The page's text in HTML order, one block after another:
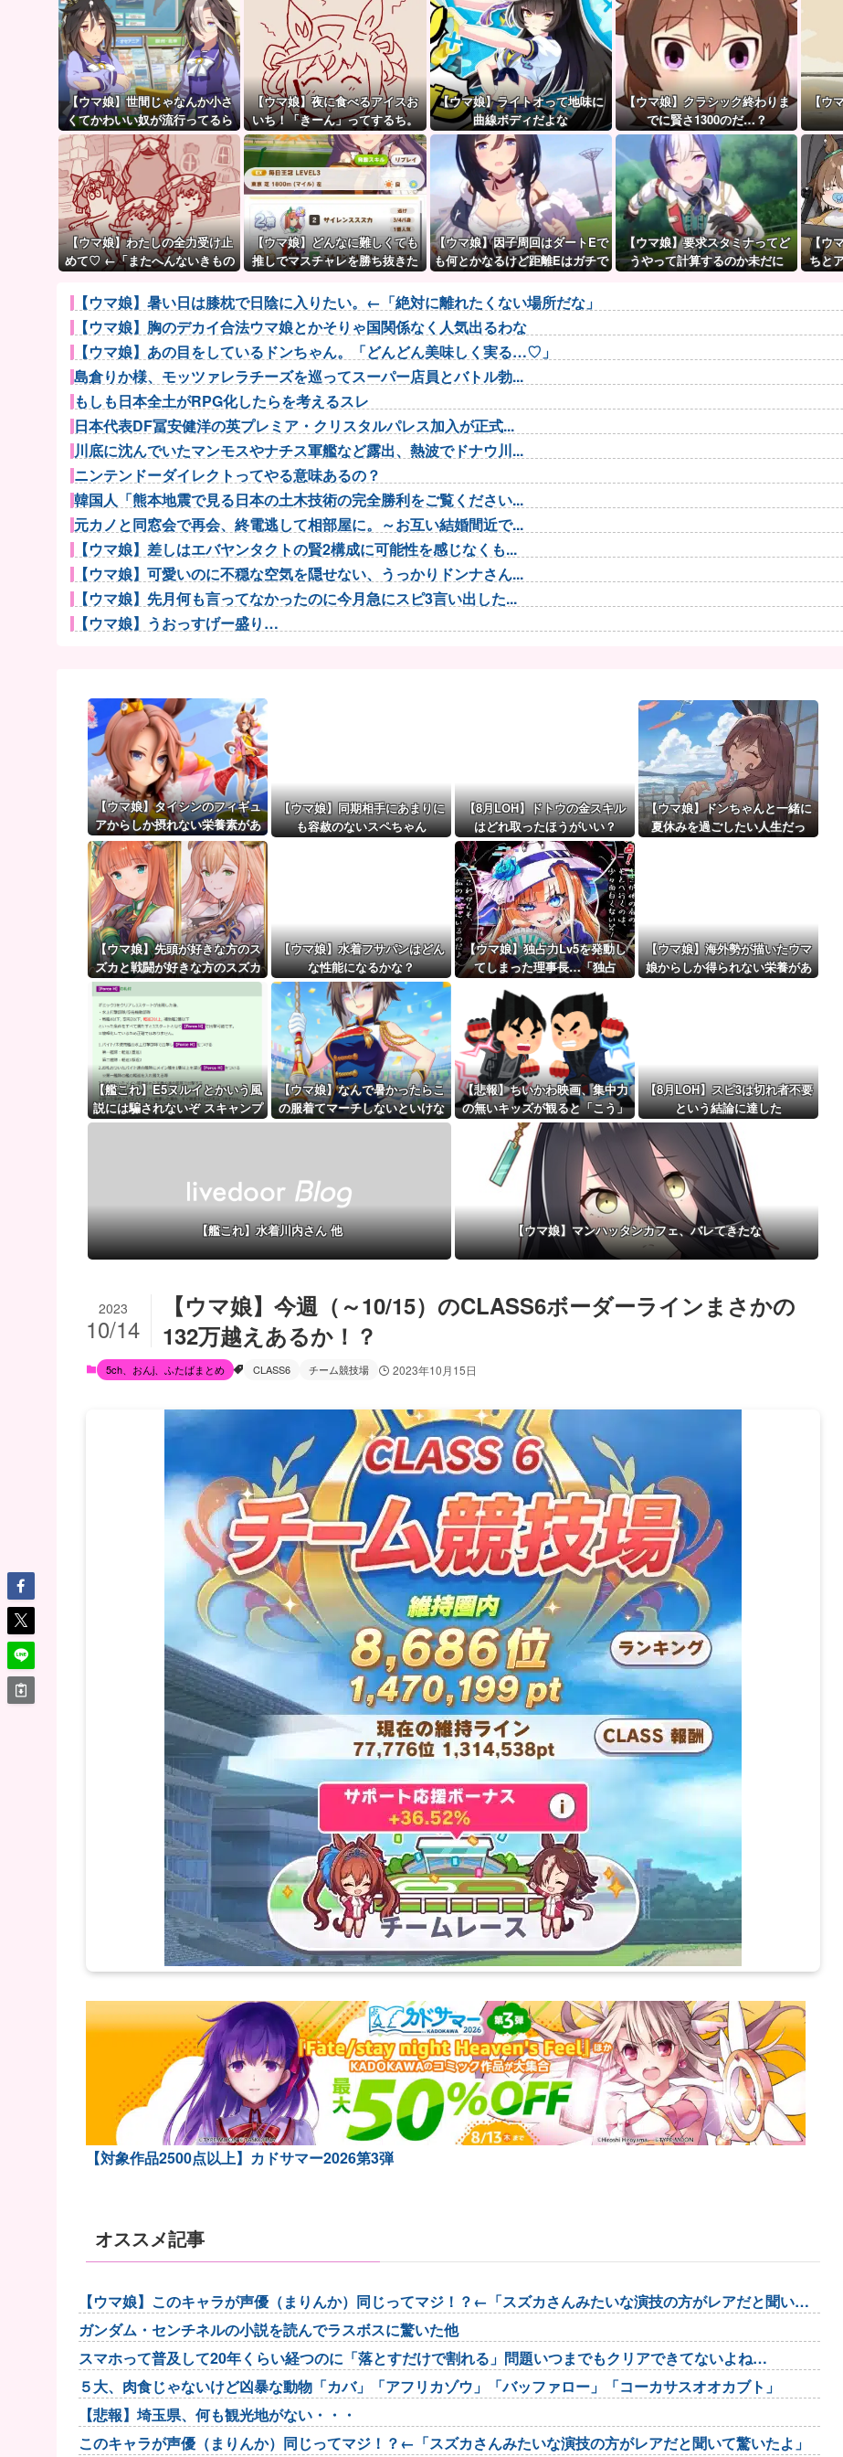
【ウマ娘】世間じゃなんか小さ
くてかわいい奴が流行ってるら
しいな？
【ウマ娘】夜に食べるアイスお
いち！「きーん」ってするち。
【ウマ娘】ライトオって地味に
曲線ボディだよな
【ウマ娘】クラシック終わりま
でに賢さ1300のだ…？
【ウ
【ウマ娘】わたしの全力受け止
めて♡ ←「またへんないきもの
【ウマ娘】どんなに難しくても
推しでマスチャレを勝ち抜きた
【ウマ娘】因子周回はダートEで
も何とかなるけど距離Eはガチで
【ウマ娘】要求スタミナってど
うやって計算するのか未だに
【ウ
ちと
【ウマ娘】暑い日は膝枕で日陰に入りたい。←「絶対に離れたくない場所だな」
【ウマ娘】胸のデカイ合法ウマ娘とかそりゃ国関係なく人気出るわな
【ウマ娘】あの目をしているドンちゃん。「どんどん美味しく実る…♡」
島倉りか様、モッツァレラチーズを巡ってスーパー店員とバトル勃...
もしも日本全土がRPG化したらを考えるスレ
日本代表DF冨安健洋の英プレミア・クリスタルパレス加入が正式...
川底に沈んでいたマンモスやナチス軍艦など露出、熱波でドナウ川...
ニンテンドーダイレクトってやる意味あるの？
韓国人「熊本地震で見る日本の土木技術の完全勝利をご覧ください...
元カノと同窓会で再会、終電逃して相部屋に。～お互い結婚間近で...
【ウマ娘】差しはエバヤンタクトの賢2構成に可能性を感じなくも...
【ウマ娘】可愛いのに不穏な空気を隠せない、うっかりドンナさん...
【ウマ娘】先月何も言ってなかったのに今月急にスピ3言い出した...
【ウマ娘】うおっすげー盛り…
宮崎駿「心の穴を埋めるために、交配を重ねた毛虫みたいな小さな...
倉持由香、息子の「自閉スペクトラム症」診断にショックで涙 見...
【悲報】阪神ドリスの大爆笑wwwwww
外国人「日本の未来は安泰だ」16歳MF三井寺眞、衝撃ゴール！...
？？？「ゲーム実況なんて誰でもできる」わい「ほーん」
【悲報】アイドルが歌下手な理由
【ウマ娘】（審議）無凸ブーケと完凸シャカール、中距離先行編成...
【ウマ娘】覚醒Lv6、7の解放が今後2か月置きに実装予定！第...
【ウマ娘】タイシンのフィギュ
アからしか摂れない栄養素があ
る
【ウマ娘】同期相手にあまりに
も容赦のないスペちゃん
【8月LOH】ドトウの金スキル
はどれ取ったほうがいい？
【ウマ娘】ドンちゃんと一緒に
夏休みを過ごしたい人生だっ
【ウマ娘】先頭が好きな方のス
ズカと戦闘が好きな方のスズカ
【ウマ娘】水着フサパンはどん
な性能になるかな？
【ウマ娘】独占力Lv5を発動し
てしまった理事長…「独占
【ウマ娘】海外勢が描いたウマ
娘からしか得られない栄養があ
【艦これ】E5ヌルイとかいう風
説には騙されないぞ スキャンプ
くらいヌルイのなら考える
【ウマ娘】なんで暑かったらこ
の服着てマーチしないといけな
いんだよぉ…
【悲報】ちいかわ映画、集中力
の無いキッズが観ると「こう」
なります・・・・・
【8月LOH】スピ3は切れ者不要
という結論に達した
【艦これ】水着川内さん 他 【ウマ娘】マンハッタンカフェ、バレてきたな
【ウマ娘】今週（～10/15）のCLASS6ボーダーラインまさかの
132万越えあるか！？
2023
10/14
5ch、おんj、ふたばまとめ CLASS6 チーム競技場 2023年10月15日
【対象作品2500点以上】カドサマー2026第3弾
オススメ記事
【ウマ娘】このキャラが声優（まりんか）同じってマジ！？←「スズカさんみたいな演技の方がレアだと聞いて
驚いたよ」他
ガンダム・センチネルの小説を読んでラスボスに驚いた他
スマホって普及して20年くらい経つのに「落とすだけで割れる」問題いつまでもクリアできてないよね…
５大、肉食じゃないけど凶暴な動物「カバ」「アフリカゾウ」「バッファロー」「コーカサスオオカブト」
【悲報】埼玉県、何も観光地がない・・・
このキャラが声優（まりんか）同じってマジ！？←「スズカさんみたいな演技の方がレアだと聞いて驚いたよ」